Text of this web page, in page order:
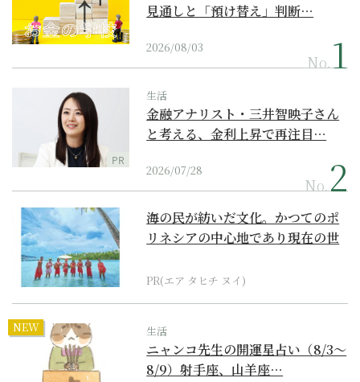
見通しと「預け替え」判断…
2026/08/03
No.
PR
生活
金融アナリスト・三井智映子さん
と考える、金利上昇で再注目…
2026/07/28
No.
海の民が紡いだ文化。かつてのポ
リネシアの中心地であり現在の世
PR(エア タヒチ ヌイ)
NEW 生活
ニャンコ先生の開運星占い（8/3～
8/9）射手座、山羊座…